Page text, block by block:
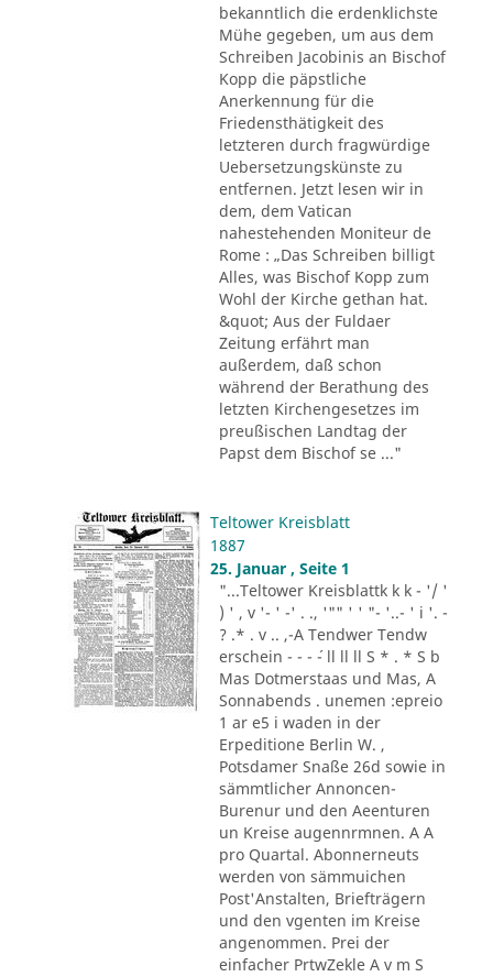
bekanntlich die erdenklichste
Mühe gegeben, um aus dem
Schreiben Jacobinis an Bischof
Kopp die päpstliche
Anerkennung für die
Friedensthätigkeit des
letzteren durch fragwürdige
Uebersetzungskünste zu
entfernen. Jetzt lesen wir in
dem, dem Vatican
nahestehenden Moniteur de
Rome : „Das Schreiben billigt
Alles, was Bischof Kopp zum
Wohl der Kirche gethan hat.
&quot; Aus der Fuldaer
Zeitung erfährt man
außerdem, daß schon
während der Berathung des
letzten Kirchengesetzes im
preußischen Landtag der
Papst dem Bischof se ..."
Teltower Kreisblatt
1887
25. Januar , Seite 1
"...Teltower Kreisblattk k k - '/ '
) ' , v '- ' -' . ., '"" ' ' "- '..- ' i '. -
? .* . v .. ,-A Tendwer Tendw
erschein - - - ´- ll ll ll S * . * S b
Mas Dotmerstaas und Mas, A
Sonnabends . unemen :epreio
1 ar e5 i waden in der
Erpeditione Berlin W. ,
Potsdamer Snaße 26d sowie in
sämmtlicher Annoncen-
Burenur und den Aeenturen
un Kreise augennrmnen. A A
pro Quartal. Abonnerneuts
werden von sämmuichen
Post'Anstalten, Briefträgern
und den vgenten im Kreise
angenommen. Prei der
einfacher PrtwZekle A v m S